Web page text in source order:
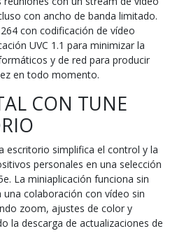
con ancho de banda limitado.
con codificación de vídeo
UVC 1.1 para minimizar la
y de red para producir
en todo momento.
CON TUNE
escritorio simplifica el control y la
personales en una selección
La miniaplicación funciona sin
colaboración con vídeo sin
zoom, ajustes de color y
la descarga de actualizaciones de